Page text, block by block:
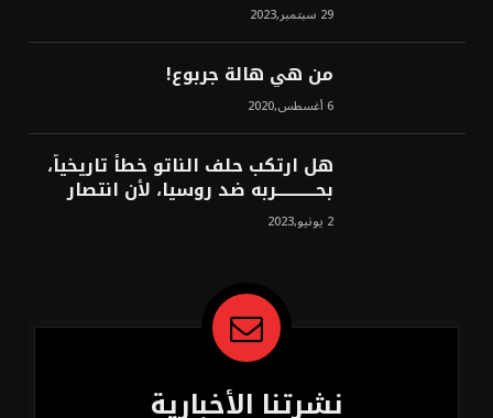
الشرق!محمد محسن29 سبتمبر,2023
من هي هالة جربوع!
6 أغسطس,2020
هل ارتكب حلف الناتو خطأً تاريخياً،
بحــــــــــــربه ضد روسيا، لأن انتصار
روسيا الحتمي، سيفتت الناتو!محمد
محسن 2 يونيو,2023
نشرتنا الأخبارية